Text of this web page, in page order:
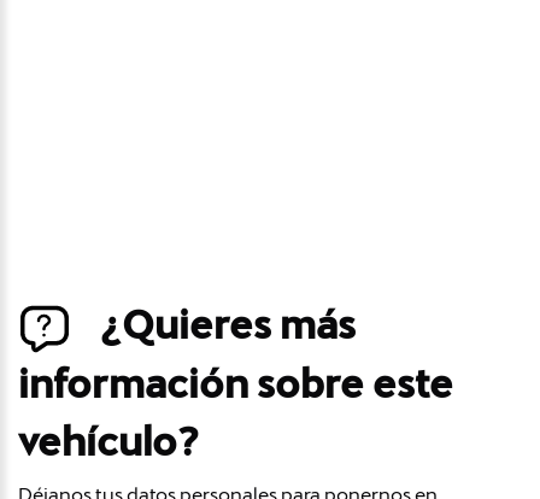
¿Quieres más
información sobre este
vehículo?
Déjanos tus datos personales para ponernos en